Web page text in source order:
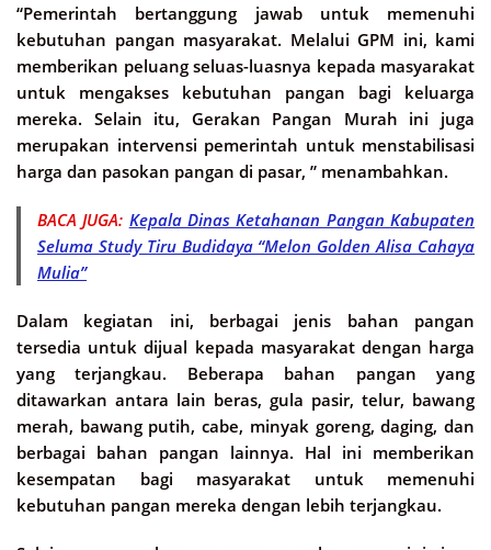
“Pemerintah bertanggung jawab untuk memenuhi
kebutuhan pangan masyarakat. Melalui GPM ini, kami
memberikan peluang seluas-luasnya kepada masyarakat
untuk mengakses kebutuhan pangan bagi keluarga
mereka. Selain itu, Gerakan Pangan Murah ini juga
merupakan intervensi pemerintah untuk menstabilisasi
harga dan pasokan pangan di pasar, ” menambahkan.
BACA JUGA: Kepala Dinas Ketahanan Pangan Kabupaten
Seluma Study Tiru Budidaya “Melon Golden Alisa Cahaya
Mulia”
Dalam kegiatan ini, berbagai jenis bahan pangan
tersedia untuk dijual kepada masyarakat dengan harga
yang terjangkau. Beberapa bahan pangan yang
ditawarkan antara lain beras, gula pasir, telur, bawang
merah, bawang putih, cabe, minyak goreng, daging, dan
berbagai bahan pangan lainnya. Hal ini memberikan
kesempatan bagi masyarakat untuk memenuhi
kebutuhan pangan mereka dengan lebih terjangkau.